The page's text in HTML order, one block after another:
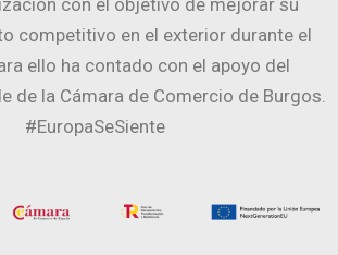
con el objetivo de mejorar su
competitivo en el exterior durante el
ello ha contado con el apoyo del
de la Cámara de Comercio de Burgos.
#EuropaSeSiente